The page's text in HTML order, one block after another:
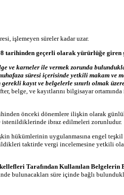
işlemeyen süreler kadar uzar.
tarihinden geçerli olarak yürürlüğe giren
ve karneler ile vermek zorunda
süresi içerisinde yetkili makam ve
kayıt ve belgelerle sınırlı olmak
belge, ve kayıtlarını bilgisayar
önceki dönemlere ilişkin olarak
istenildiklerinde ibraz edilmeleri zorunludur.
hükümlerinin uygulanmasına engel
taktirde vergi incelemesine yetkili
Tarafından Kullanılan Belgelerin
bulunacakları süre içinde bağlı